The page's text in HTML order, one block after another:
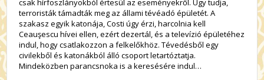
csak hírfoszlányokból értesül az eseményekről. Úgy tudja,
terroristák támadták meg az állami tévéadó épületét. A
szakasz egyik katonája, Costi úgy érzi, harcolnia kell
Ceauşescu hívei ellen, ezért dezertál, és a televízió épületéhez
indul, hogy csatlakozzon a felkelőkhöz. Tévedésből egy
civilekből és katonákból álló csoport letartóztatja.
Mindeközben parancsnoka is a keresésére indul…